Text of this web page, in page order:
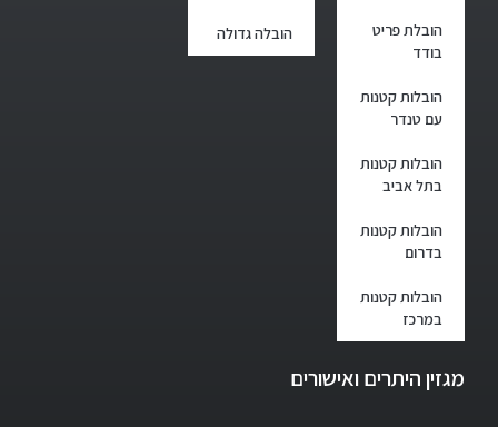
הובלת פריט
בודד
הובלות קטנות
עם טנדר
הובלות קטנות
בתל אביב
הובלות קטנות
בדרום
הובלות קטנות
במרכז
הובלה גדולה
מגזין היתרים ואישורים